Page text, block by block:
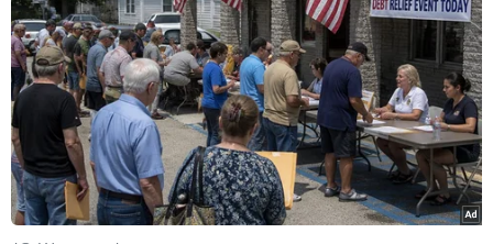
chức hội nghị giao nhiệm vụ cho gần 80 cán bộ,
chiến sỹ các lực lượng công binh, quân y, biên
phòng... tham gia khắc phục hậu quả động đất tại
Thổ Nhĩ Kỳ.